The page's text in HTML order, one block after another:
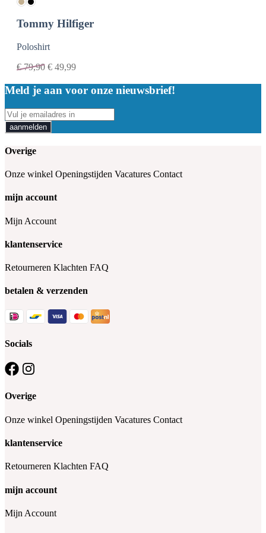
Tommy Hilfiger
Poloshirt
€79,90 € 49,99
Meld je aan voor onze nieuwsbrief!
aanmelden
Overige
Onze winkel Openingstijden Vacatures Contact
mijn account
Mijn Account
klantenservice
Retourneren Klachten FAQ
betalen & verzenden
Socials
Overige
Onze winkel Openingstijden Vacatures Contact
klantenservice
Retourneren Klachten FAQ
mijn account
Mijn Account